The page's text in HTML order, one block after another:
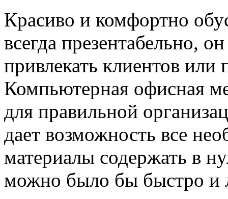
Красиво и комфортно
всегда презентабельно,
привлекать клиентов или
Компьютерная офисная
для правильной
дает возможность все
материалы содержать в
можно было бы быстро и